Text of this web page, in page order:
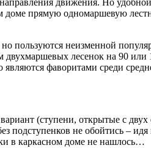
движения. Но
прямую одномаршевую
пользуются неизменной
лесенок на 90 или
фаворитами среди
(ступени, открытые с двух
подступенков не обойтись –
в каркасном доме не нашлось…